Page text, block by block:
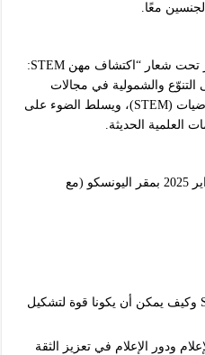
معًا.
تحتفل هذه المناسبة بميلادها العاشر تحت شعار “اكتشاف مهن STEM:
والشمولية في مجالات
العلوم والتكنولوجيا والهندسة والرياضيات (STEM)، ويسلط الضوء على
العلمية الحديثة.
سيتم تنظيم حدث خاص في 11 فبراير 2025 بمقر اليونسكو (مع
حول التنوع والشمولية في STEM وكيف يمكن أن يكونا قوة لتشكيل
ودور الإعلام في تعزيز الثقة